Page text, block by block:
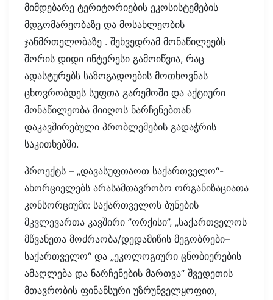
მიმდებარე ტერიტორიების ეკოსისტემების
მდგომარეობაზე და მოსახლეობის
ჯანმრთელობაზე . შეხვედრამ მონაწილეებს
შორის დიდი ინტერესი გამოიწვია, რაც
ადასტურებს საზოგადოების მოთხოვნას
ცხოვრობდეს სუფთა გარემოში და აქტიური
მონაწილეობა მიიღოს ნარჩენებთან
დაკავშირებული პრობლემების გადაჭრის
საკითხებში.
პროექტს – „დავასუფთაოთ საქართველო“-
ახორციელებს არასამთავრობო ორგანიზაციათა
კონსორციუმი: საქართველოს ბუნების
მკვლევართა კავშირი ”ორქისი”, „საქართველოს
მწვანეთა მოძრაობა/დედამიწის მეგობრები–
საქართველო“ და „ეკოლოგიური ცნობიერების
ამაღლება და ნარჩენების მართვა“ შვედეთის
მთავრობის ფინანსური უზრუნველყოფით,